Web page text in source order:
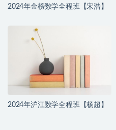
2024年金榜数学全程班【宋浩】
2024年沪江数学全程班【杨超】